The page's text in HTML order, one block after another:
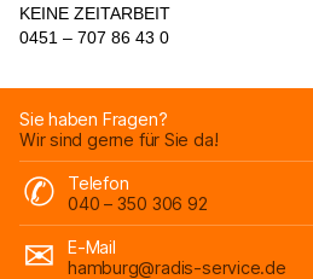
KEINE ZEITARBEIT
0451 – 707 86 43 0
Sie haben Fragen?
Wir sind gerne für Sie da!
Telefon
040 – 350 306 92
E-Mail
hamburg@radis-service.de